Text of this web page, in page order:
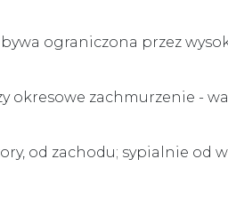
ograniczona przez
okresowe zachmurzenie -
od zachodu; sypialnie od